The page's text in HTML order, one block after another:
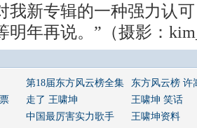
我新专辑的一种强力认
明年再说。”（摄影：
第18届东方风云榜全集
东方风云榜 许
走了 王啸坤
王啸坤 笑话
中国最厉害实力歌手 王啸坤资料